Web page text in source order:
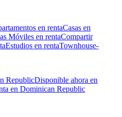
en rentaCasas en
Móviles en rentaCompartir
Estudios en rentaTownhouse-
RepublicDisponible ahora en
en Dominican Republic